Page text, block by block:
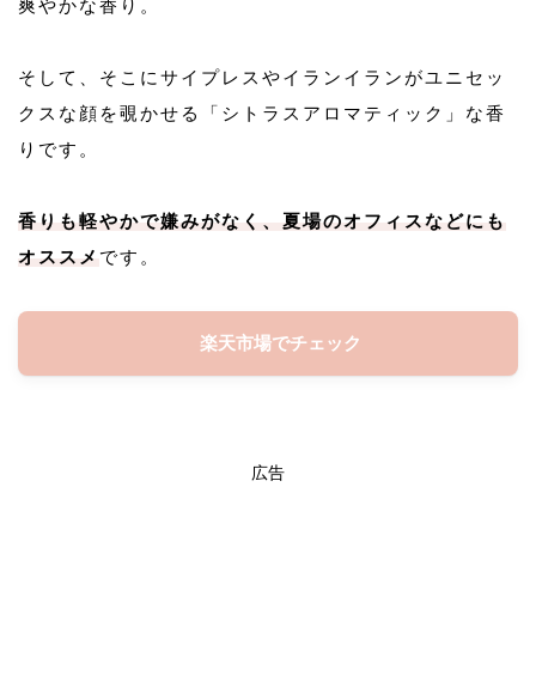
爽やかな香り。
そして、そこにサイプレスやイランイランがユニセッ
クスな顔を覗かせる「シトラスアロマティック」な香
りです。
香りも軽やかで嫌みがなく、夏場のオフィスなどにも
オススメ です。
楽天市場でチェック
広告